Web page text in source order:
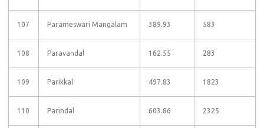
107 Parameswari Mangalam 389.93 583
108 Paravandal 162.55 283
109 Parikkal 497.83 1823
110 Parindal 603.86 2325